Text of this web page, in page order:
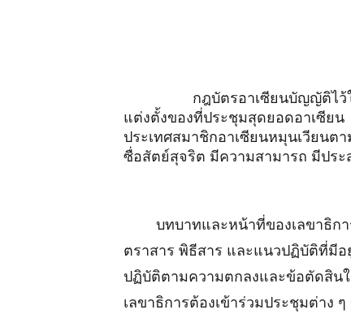
กฎบัตรอาเซียนบัญญัติไว้ในข้
แต่งตั้งของที่ประชุมสุดยอดอาเซียน
ประเทศสมาชิกอาเซียนหมุนเวีย
ซื่อสัตย์สุจริต มีความสามารถ มีประ
บทบาทและหน้าที่ของเลขาธิการ
ตราสาร พิธีสาร และแนวปฏิบัติที่มี
ปฏิบัติตามความตกลงและข้อตัดสินใ
เลขาธิการต้องเข้าร่วมประชุมต่า